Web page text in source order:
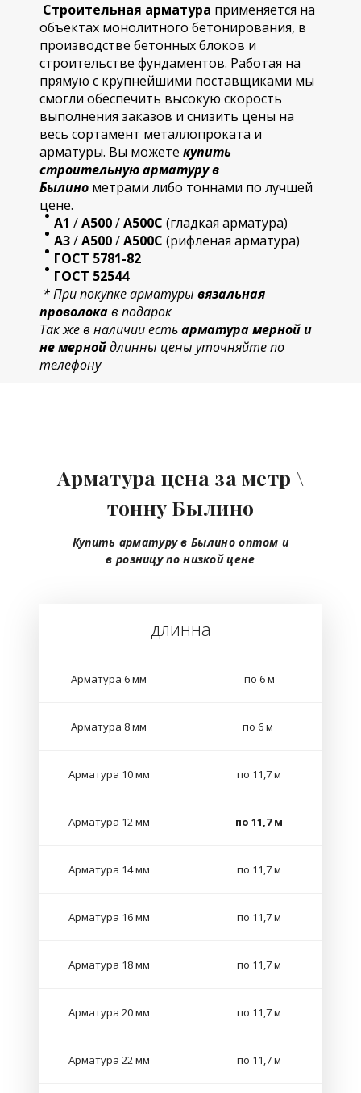
Строительная арматура применяется на
объектах монолитного бетонирования, в
производстве бетонных блоков и
строительстве фундаментов. Работая на
прямую с крупнейшими поставщиками мы
смогли обеспечить высокую скорость
выполнения заказов и снизить цены на
весь сортамент металлопроката и
арматуры. Вы можете купить
строительнуюарматуру в
Былино метрами либо тоннами по лучшей
цене.
А1 /А500/А500С (гладкая арматура)
А3/А500/А500С (рифленая арматура)
ГОСТ 5781-82
ГОСТ 52544
* При покупке арматуры вязальная
проволокав подарок
Так же в наличии естьарматура мерной и
не мернойдлинны цены уточняйте по
телефону
Арматура цена за метр \
тонну Былино
Купить арматуру в Былинооптом и
в розницупо низкой цене
длинна
Арматура 6 мм по 6 м
Арматура 8 мм по 6 м
Арматура 10 мм по 11,7 м
Арматура 12 мм по 11,7 м
Арматура 14 мм по 11,7 м
Арматура 16 мм по 11,7 м
Арматура 18 мм по 11,7 м
Арматура 20 мм по 11,7 м
Арматура 22 мм по 11,7 м